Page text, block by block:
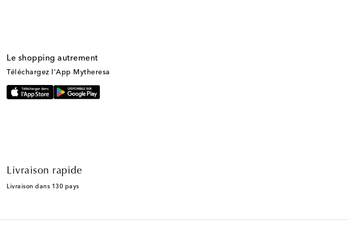
Le shopping autrement
Téléchargez l'App Mytheresa
Livraison rapide
Livraison dans 130 pays